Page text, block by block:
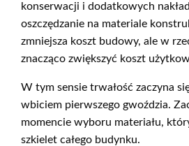
konserwacji i dodatkowych
oszczędzanie na materiale
zmniejsza koszt budowy, ale w
znacząco zwiększyć koszt
W tym sensie trwałość zaczyna
wbiciem pierwszego gwoździa.
momencie wyboru materiału,
szkielet całego budynku.